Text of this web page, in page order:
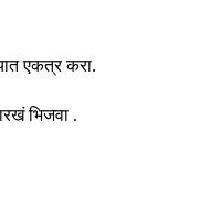
एकत्र करा.
भिजवा .